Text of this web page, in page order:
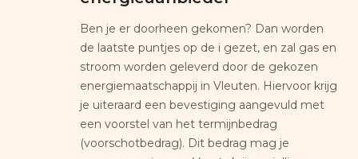
Ben je er doorheen gekomen? Dan worden
de laatste puntjes op de i gezet, en zal gas en
stroom worden geleverd door de gekozen
energiemaatschappij in Vleuten. Hiervoor krijg
je uiteraard een bevestiging aangevuld met
een voorstel van het termijnbedrag
(voorschotbedrag). Dit bedrag mag je